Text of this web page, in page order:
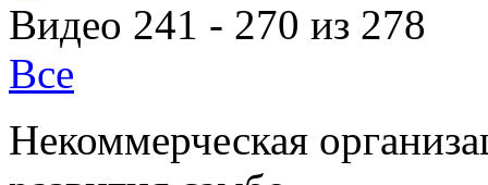
Видео 241 - 270 из 278
Все
Некоммерческая